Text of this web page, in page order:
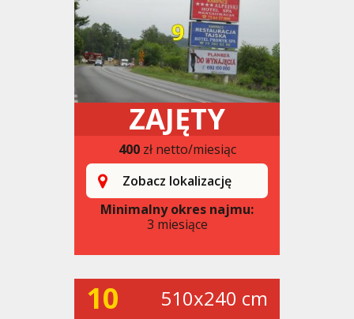
ZAJĘTY
400zł netto/miesiąc
Zobacz lokalizację
Minimalny okres najmu:
3 miesiące
10 510x240 cm